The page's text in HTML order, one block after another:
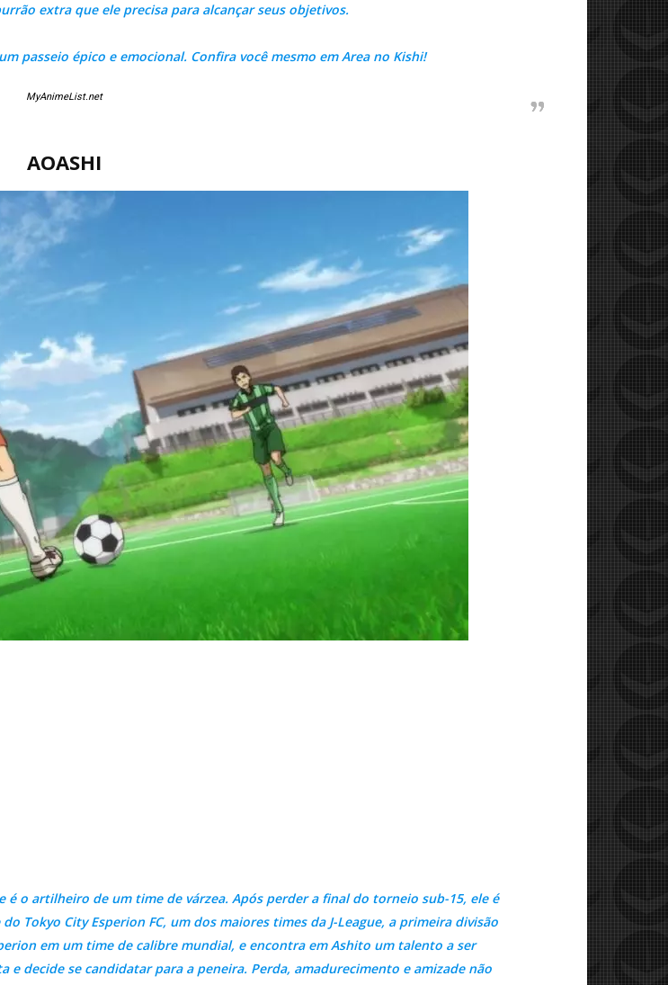
extra que ele precisa para alcançar seus objetivos.
passeio épico e emocional. Confira você mesmo em Area no Kishi!
MyAnimeList.net
AOASHI
o artilheiro de um time de várzea. Após perder a final do torneio sub-15, ele é
Tokyo City Esperion FC, um dos maiores times da J-League, a primeira divisão
em um time de calibre mundial, e encontra em Ashito um talento a ser
decide se candidatar para a peneira. Perda, amadurecimento e amizade não